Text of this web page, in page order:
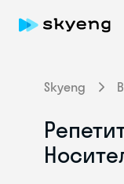
Skyeng